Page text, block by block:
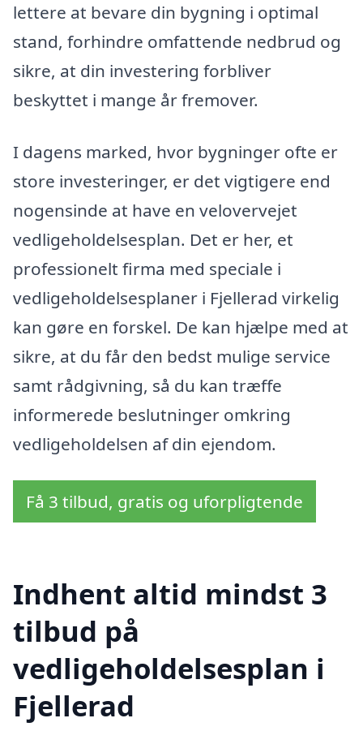
lettere at bevare din bygning i optimal
stand, forhindre omfattende nedbrud og
sikre, at din investering forbliver
beskyttet i mange år fremover.
I dagens marked, hvor bygninger ofte er
store investeringer, er det vigtigere end
nogensinde at have en velovervejet
vedligeholdelsesplan. Det er her, et
professionelt firma med speciale i
vedligeholdelsesplaner i Fjellerad virkelig
kan gøre en forskel. De kan hjælpe med at
sikre, at du får den bedst mulige service
samt rådgivning, så du kan træffe
informerede beslutninger omkring
vedligeholdelsen af din ejendom.
Få 3 tilbud, gratis og uforpligtende
Indhent altid mindst 3
tilbud på
vedligeholdelsesplan i
Fjellerad